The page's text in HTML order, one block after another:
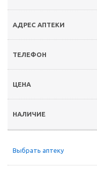
Выбрать аптеку